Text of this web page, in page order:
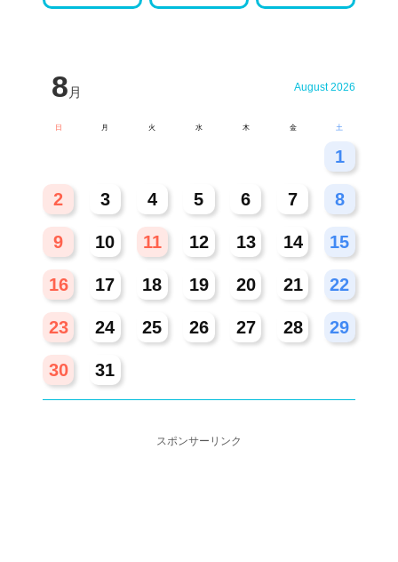
8 月 August 2026
日 月 火 水 木 金 土
1
2 3 4 5 6 7 8
9 10 11 12 13 14 15
16 17 18 19 20 21 22
23 24 25 26 27 28 29
30 31
スポンサーリンク